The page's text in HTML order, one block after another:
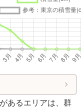
あるエリアは、群